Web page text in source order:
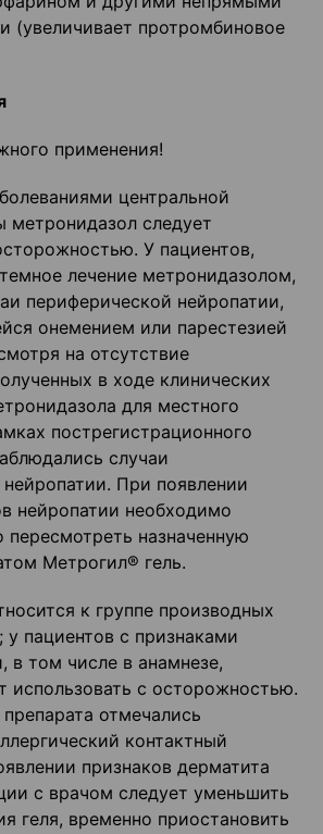
(увеличивает протромбиновое
применения!
центральной
метронидазол следует
У пациентов,
лечение метронидазолом,
периферической нейропатии,
онемением или парестезией
на отсутствие
в ходе клинических
для местного
пострегистрационного
случаи
При появлении
нейропатии необходимо
пересмотреть назначенную
Метрогил® гель.
к группе производных
у пациентов с признаками
в том числе в анамнезе,
использовать с осторожностью.
отмечались
контактный
признаков дерматита
с врачом следует уменьшить
геля, временно приостановить